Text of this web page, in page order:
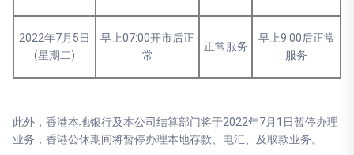
2022年7月5日
(星期二)
早上07:00开市后正
常
正常服务
早上9:00后正常
服务
此外，香港本地银行及本公司结算部门将于2022年7月1日暂停办理
业务，香港公休期间将暂停办理本地存款、电汇、及取款业务。